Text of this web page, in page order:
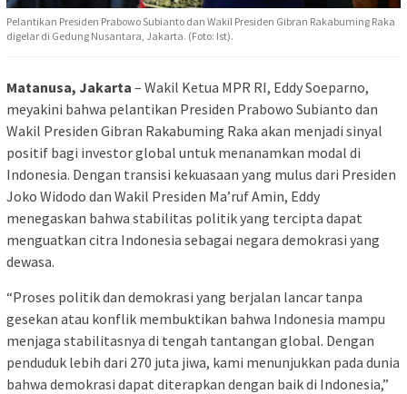
Pelantikan Presiden Prabowo Subianto dan Wakil Presiden Gibran Rakabuming Raka
digelar di Gedung Nusantara, Jakarta. (Foto: Ist).
Matanusa, Jakarta – Wakil Ketua MPR RI, Eddy Soeparno,
meyakini bahwa pelantikan Presiden Prabowo Subianto dan
Wakil Presiden Gibran Rakabuming Raka akan menjadi sinyal
positif bagi investor global untuk menanamkan modal di
Indonesia. Dengan transisi kekuasaan yang mulus dari Presiden
Joko Widodo dan Wakil Presiden Ma’ruf Amin, Eddy
menegaskan bahwa stabilitas politik yang tercipta dapat
menguatkan citra Indonesia sebagai negara demokrasi yang
dewasa.
“Proses politik dan demokrasi yang berjalan lancar tanpa
gesekan atau konflik membuktikan bahwa Indonesia mampu
menjaga stabilitasnya di tengah tantangan global. Dengan
penduduk lebih dari 270 juta jiwa, kami menunjukkan pada dunia
bahwa demokrasi dapat diterapkan dengan baik di Indonesia,”